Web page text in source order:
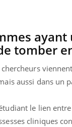
tomber
chercheurs
aussi dans un
le lien
cliniques